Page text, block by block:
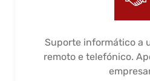
Suporte informático a
remoto e telefónico.